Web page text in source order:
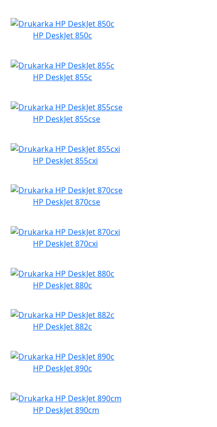
HP DeskJet 850c
HP DeskJet 855c
HP DeskJet 855cse
HP DeskJet 855cxi
HP DeskJet 870cse
HP DeskJet 870cxi
HP DeskJet 880c
HP DeskJet 882c
HP DeskJet 890c
HP DeskJet 890cm